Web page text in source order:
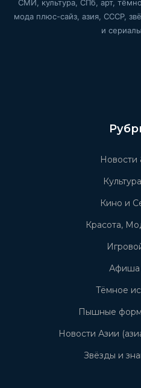
СМИ, культура, СПб, арт,
мода плюс-сайз, азия, СССР,
и
Кино и
Красота,
Тёмное
Пышные
Новости Азии
Звёзды и